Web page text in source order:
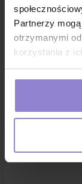
Partnerzy
otrzymanymi
korzystania z
Pasta Everi 160g
usunięcia
naskórka 24op
441,60 zł
1 sztuka:18.4 zł